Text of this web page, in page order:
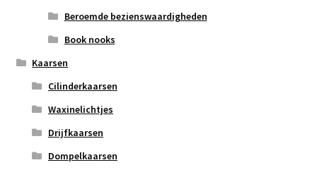
Beroemde bezienswaardigheden
Book nooks
Kaarsen
Cilinderkaarsen
Waxinelichtjes
Drijfkaarsen
Dompelkaarsen